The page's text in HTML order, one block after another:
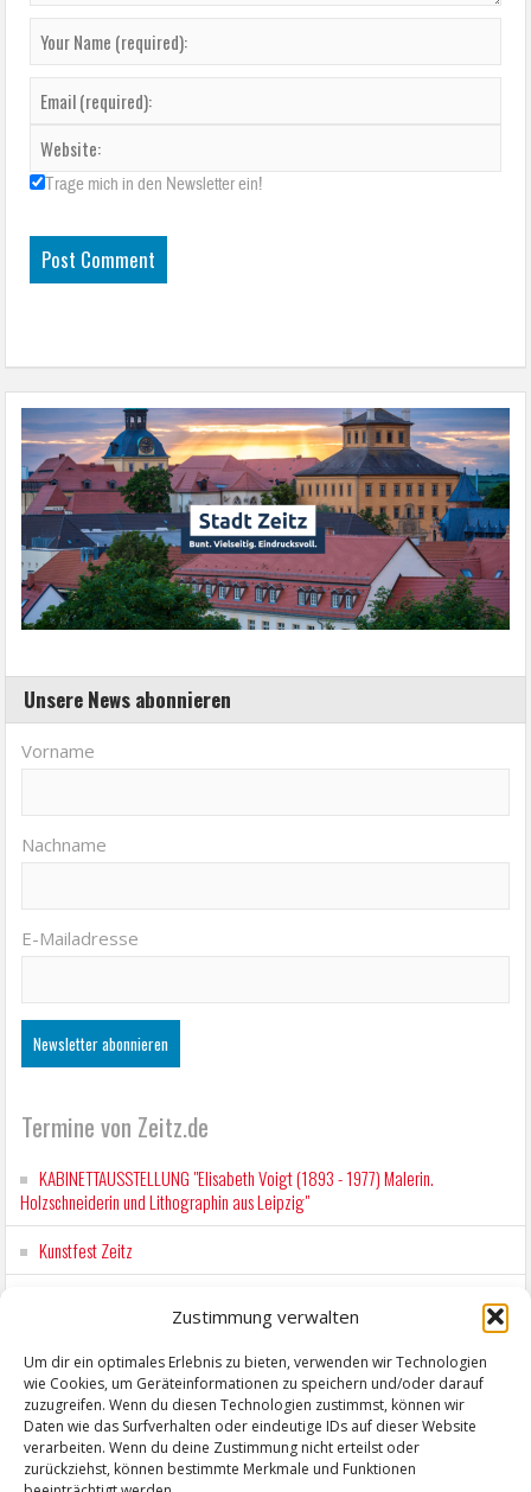
Zustimmung verwalten
Um dir ein optimales Erlebnis zu bieten, verwenden wir Technologien
wie Cookies, um Geräteinformationen zu speichern und/oder darauf
zuzugreifen. Wenn du diesen Technologien zustimmst, können wir
Daten wie das Surfverhalten oder eindeutige IDs auf dieser Website
verarbeiten. Wenn du deine Zustimmung nicht erteilst oder
zurückziehst, können bestimmte Merkmale und Funktionen
Trage mich in den Newsletter ein!
Unsere News abonnieren
Vorname
Nachname
E-Mailadresse
Termine von Zeitz.de
KABINETTAUSSTELLUNG "Elisabeth Voigt (1893 - 1977) Malerin.
Holzschneiderin und Lithographin aus Leipzig"
Kunstfest Zeitz
Wochenmarkt Zeitz